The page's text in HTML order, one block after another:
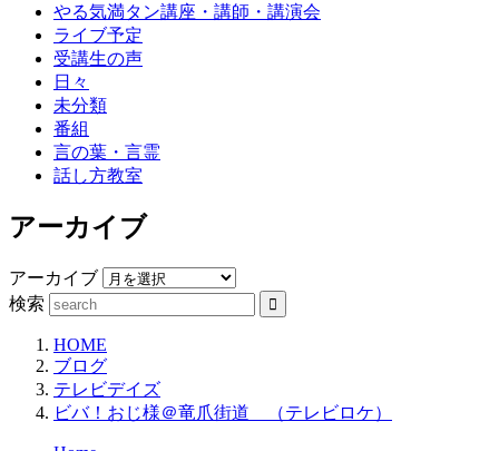
やる気満タン講座・講師・講演会
ライブ予定
受講生の声
日々
未分類
番組
言の葉・言霊
話し方教室
アーカイブ
アーカイブ
検索
HOME
ブログ
テレビデイズ
ビバ！おじ様＠竜爪街道 （テレビロケ）